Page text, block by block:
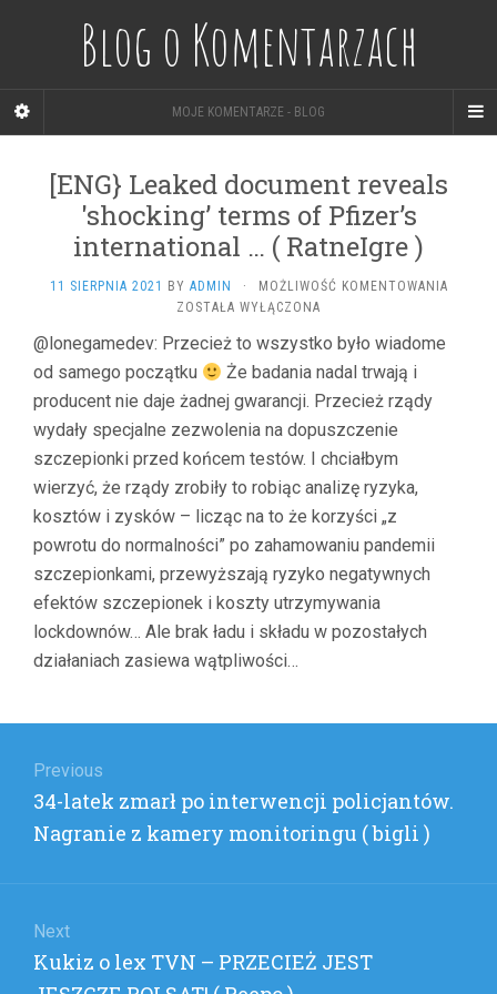
Blog o Komentarzach
MOJE KOMENTARZE - BLOG
[ENG} Leaked document reveals
'shocking’ terms of Pfizer’s
international … ( RatneIgre )
11 SIERPNIA 2021 BY ADMIN · MOŻLIWOŚĆ KOMENTOWANIA[ENG}
ZOSTAŁA WYŁĄCZONA
@lonegamedev: Przecież to wszystko było wiadome
od samego początku
Że badania nadal trwają i
producent nie daje żadnej gwarancji. Przecież rządy
wydały specjalne zezwolenia na dopuszczenie
szczepionki przed końcem testów. I chciałbym
wierzyć, że rządy zrobiły to robiąc analizę ryzyka,
kosztów i zysków – licząc na to że korzyści „z
powrotu do normalności” po zahamowaniu pandemii
szczepionkami, przewyższają ryzyko negatywnych
efektów szczepionek i koszty utrzymywania
lockdownów… Ale brak ładu i składu w pozostałych
działaniach zasiewa wątpliwości…
wpisu
Previous
Previous
post:
34-latek zmarł po interwencji policjantów.
Nagranie z kamery monitoringu ( bigli )
Next
Next
post:
Kukiz o lex TVN – PRZECIEŻ JEST